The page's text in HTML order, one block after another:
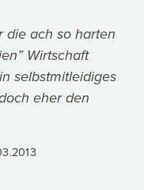
die ach so harten
Wirtschaft
selbstmitleidiges
eher den